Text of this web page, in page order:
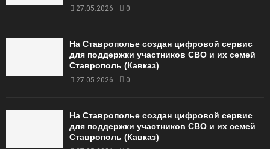
27.05.2026 0
На Ставрополье создан цифровой сервис
для поддержки участников СВО и их семей
Ставрополь (Кавказ)
27.05.2026 0
На Ставрополье создан цифровой сервис
для поддержки участников СВО и их семей
Ставрополь (Кавказ)